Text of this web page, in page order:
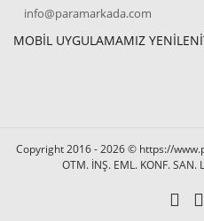
info@paramarkada.com
MOBİL UYGULAMAMIZ
Copyright 2016 - 2026 © https://
OTM. İNŞ. EML. KONF. SAN.